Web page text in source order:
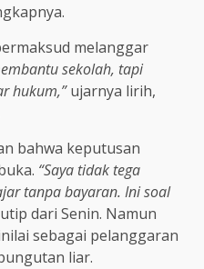
melanggar
sekolah, tapi
hukum,”ujarnya lirih,
bahwa keputusan
“Saya tidak tega
tanpa bayaran. Ini soal
dari Senin. Namun
sebagai pelanggaran
liar.